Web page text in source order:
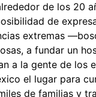
de los 20
de
extremas
a fundar un
a la gente de los
el lugar para
de familias y